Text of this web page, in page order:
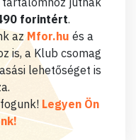
forintért.
azMfor.hu és a
is, a Klub csomag
lehetőséget is
Legyen Ön